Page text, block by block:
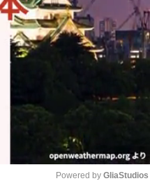
Powered by GliaStudios